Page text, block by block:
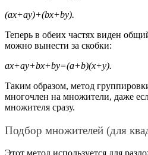
(ax+ay)+(bx+by).
Теперь в обеих частях виден
можно вынести за скобки:
ax+ay+bx+by=(a+b)(x+y).
Таким образом, метод
многочлен на множители, даже
множителя сразу.
Подбор множителей (для